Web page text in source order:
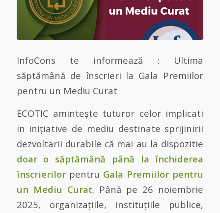
InfoCons te informează : Ultima
săptămână de înscrieri la Gala Premiilor
pentru un Mediu Curat
ECOTIC amintește tuturor celor implicati
in inițiative de mediu destinate sprijinirii
dezvoltarii durabile că mai au la dispozitie
doar o săptămână până la închiderea
înscrierilorpentru Gala Premiilor pentru
un Mediu Curat. Până pe 26 noiembrie
2025, organizațiile, instituțiile publice,